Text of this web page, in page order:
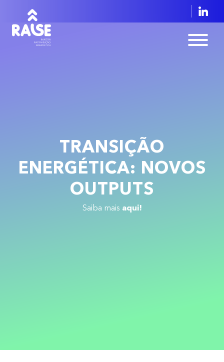
TRANSIÇÃO
ENERGÉTICA: NOVOS
OUTPUTS
Saiba mais aqui!